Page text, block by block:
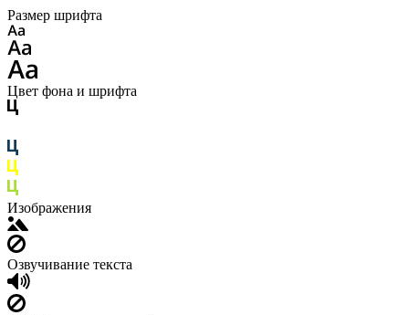
Размер шрифта
Цвет фона и шрифта
Изображения
Озвучивание текста